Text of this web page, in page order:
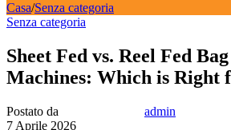
Casa/Senza categoria
Senza categoria
Sheet Fed vs. Reel Fed
Machines: Which is Right
Postato da
admin
7 Aprile 2026